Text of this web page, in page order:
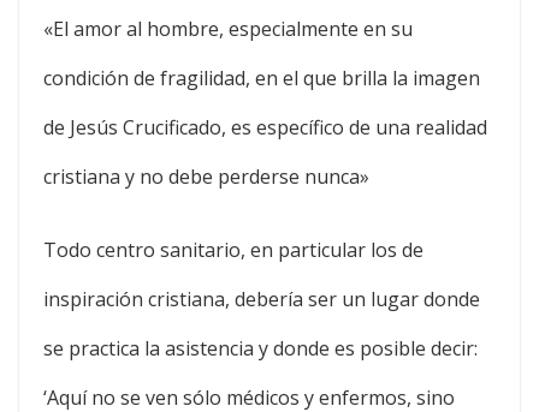
«El amor al hombre, especialmente en su
condición de fragilidad, en el que brilla la imagen
de Jesús Crucificado, es específico de una realidad
cristiana y no debe perderse nunca»
Todo centro sanitario, en particular los de
inspiración cristiana, debería ser un lugar donde
se practica la asistencia y donde es posible decir:
‘Aquí no se ven sólo médicos y enfermos, sino